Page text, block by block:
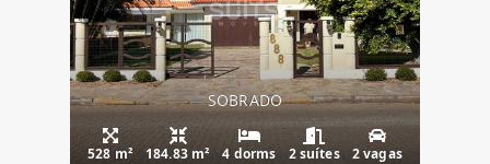
SOBRADO
528 m² 184.83 m² 4 dorms 2 suítes 2 vagas